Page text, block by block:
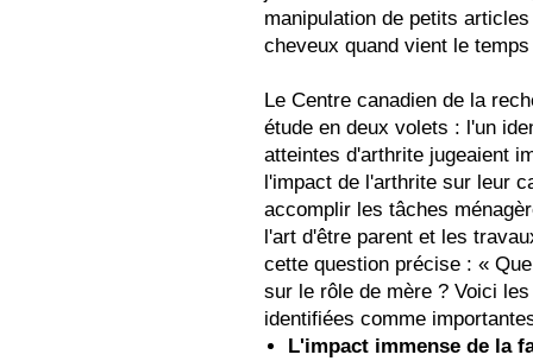
manipulation de petits
cheveux quand vient le
Le Centre canadien de la
étude en deux volets : l'un
atteintes d'arthrite jugeaient
l'impact de l'arthrite sur leur
accomplir les tâches
l'art d'être parent et les
cette question précise : «
sur le rôle de mère ? Voici
identifiées comme
L'impact immense de la